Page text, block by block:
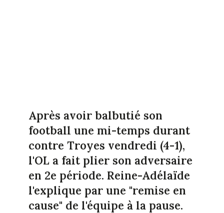
Après avoir balbutié son
football une mi-temps durant
contre Troyes vendredi (4-1),
l'OL a fait plier son adversaire
en 2e période. Reine-Adélaïde
l'explique par une "remise en
cause" de l'équipe à la pause.